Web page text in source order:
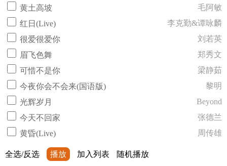
黄土高坡
毛阿敏
红日(Live)
李克勤&谭咏麟
很爱很爱你
刘若英
眉飞色舞
郑秀文
可惜不是你
梁静茹
今夜你会不会来(国语版)
黎明
光辉岁月
Beyond
今天不回家
张德兰
黄昏(Live)
周传雄
全选/反选 播放 加入列表 随机播放